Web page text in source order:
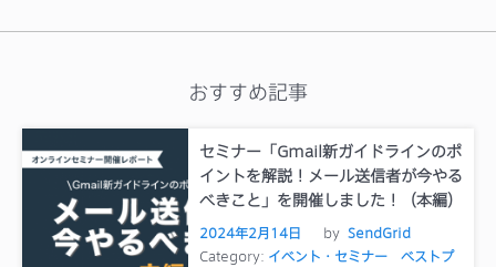
おすすめ記事
セミナー「Gmail新ガイドラインのポ
イントを解説！メール送信者が今やる
べきこと」を開催しました！（本編）
2024年2月14日 by SendGrid
Category: イベント・セミナー
ベストプ